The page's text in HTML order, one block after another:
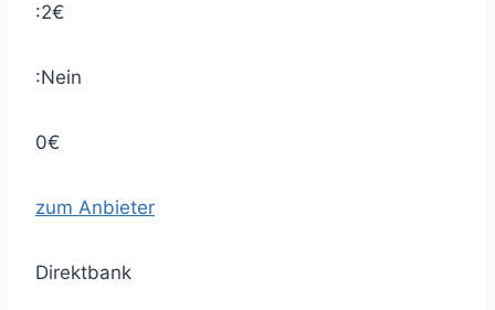
:2€
:Nein
0€
zum Anbieter
Direktbank